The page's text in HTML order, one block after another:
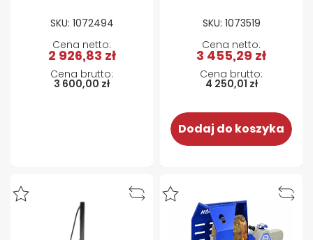
SKU: 1072494
3 600,00 zł
2 926,83 zł
SKU: 1073519
4 250,01 zł
3 455,29 zł
Dodaj do koszyka